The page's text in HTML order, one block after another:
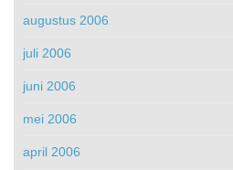
augustus 2006
juli 2006
juni 2006
mei 2006
april 2006